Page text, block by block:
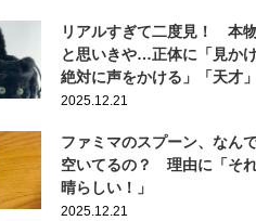
リアルすぎて二度見！ 本
と思いきや…正体に「見か
絶対に声をかける」「天才」
2025.12.21
ファミマのスプーン、なん
空いてるの？ 理由に「そ
晴らしい！」
2025.12.21